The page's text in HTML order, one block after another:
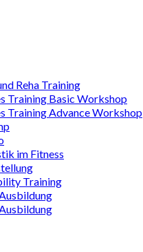
Reha Training
Training Basic Workshop
Training Advance Workshop
im Fitness
Training